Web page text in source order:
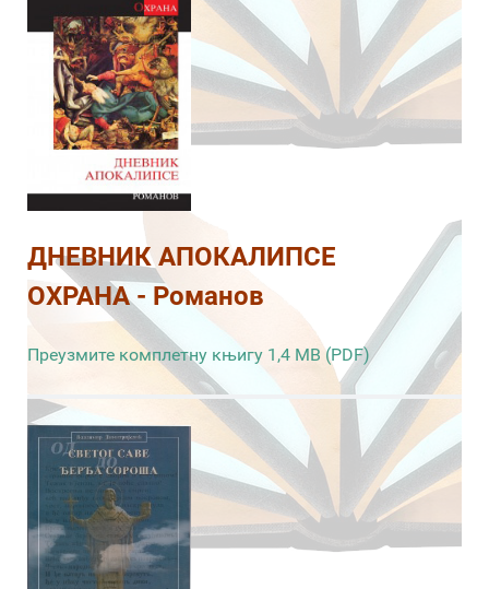
ДНЕВНИК АПОКАЛИПСЕ
ОХРАНА - Романов
Преузмите комплетну књигу 1,4 MB (PDF)